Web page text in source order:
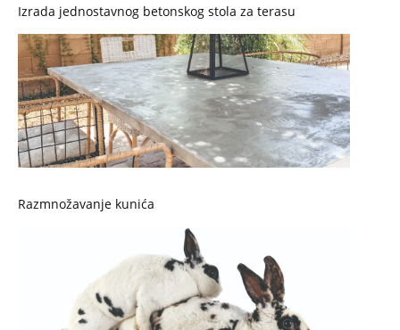
Izrada jednostavnog betonskog stola za terasu
Razmnožavanje kunića